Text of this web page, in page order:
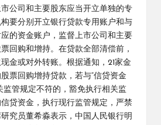
公司和主要股东应当开立单独的专
要分别开立银行贷款专用账户和与
的资金账户，监督上市公司和主要
回购和增持。在贷款全部清偿前，
金或对外转账。根据通知，21家金
票回购增持贷款，若与“信贷资金
监管规定不符的，豁免执行相关监
贷资金，执行现行监管规定，严禁
究员董希淼表示，中国人民银行明